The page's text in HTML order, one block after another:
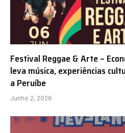
Festival Reggae & Arte –
leva música, experiências
a Peruíbe
Junho 2, 2026